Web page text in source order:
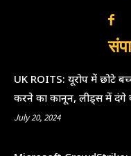
UK ROITS: यूरोप में छोटे
करने का कानून, लीड्स में दंगे
July 20, 2024